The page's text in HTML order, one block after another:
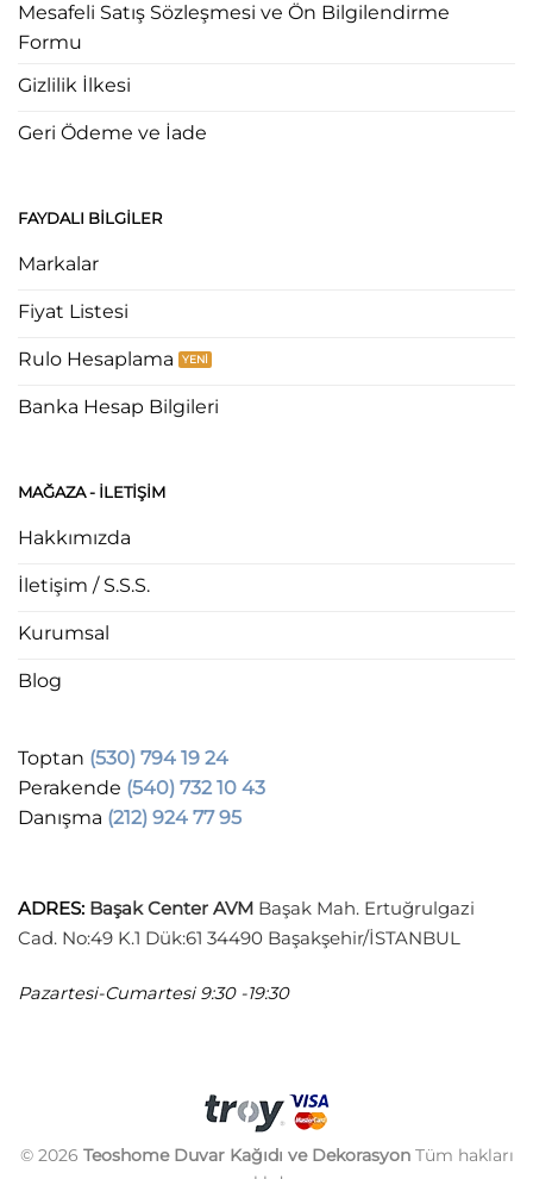
Mesafeli Satış Sözleşmesi ve Ön Bilgilendirme
Formu
Gizlilik İlkesi
Geri Ödeme ve İade
FAYDALI BILGILER
Markalar
Fiyat Listesi
Rulo Hesaplama
Banka Hesap Bilgileri
MAĞAZA - ILETIŞIM
Hakkımızda
İletişim / S.S.S.
Kurumsal
Blog
Toptan (530) 794 19 24
Perakende (540) 732 10 43
Danışma (212) 924 77 95
ADRES: Başak Center AVM Başak Mah. Ertuğrulgazi
Cad. No:49 K.1 Dük:61 34490 Başakşehir/İSTANBUL
Pazartesi-Cumartesi 9:30 -19:30
© 2026 Teoshome Duvar Kağıdı ve DekorasyonTüm hakları